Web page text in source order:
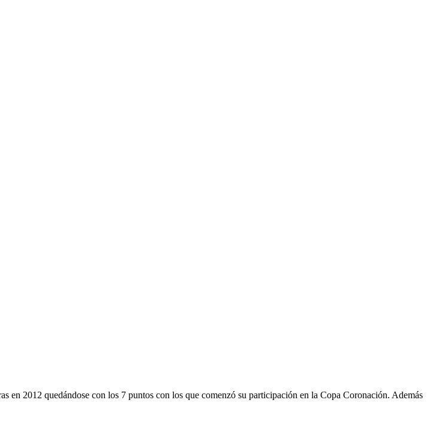
2012 quedándose con los 7 puntos con los que comenzó su participación en la Copa Coronación. Además